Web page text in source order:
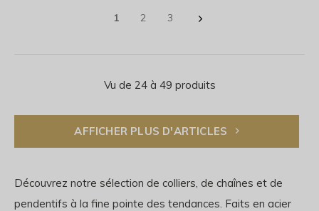
1 2 3
Vu de 24 à 49 produits
AFFICHER PLUS D'ARTICLES
Découvrez notre sélection de colliers, de chaînes et de
pendentifs à la fine pointe des tendances. Faits en acier